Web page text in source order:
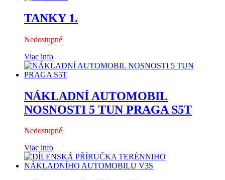
TANKY 1.
Nedostupné
Viac info
NÁKLADNÍ AUTOMOBIL
NOSNOSTI 5 TUN PRAGA S5T
Nedostupné
Viac info